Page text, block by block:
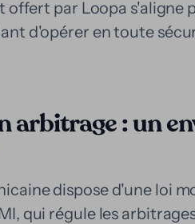
offert par Loopa s'aligne
d'opérer en toute
arbitrage : un
dispose d'une loi
qui régule les